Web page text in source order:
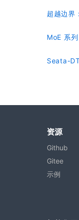
超越边界
MoE 系
Seata-
资源
Github
Gitee
示例